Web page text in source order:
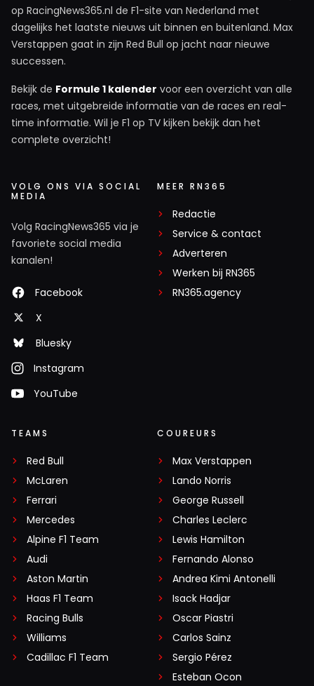
op RacingNews365.nl de F1-site van Nederland met
dagelijks het laatste nieuws uit binnen en buitenland. Max
Verstappen gaat in zijn Red Bull op jacht naar nieuwe
successen.
Bekijk de Formule 1 kalender voor een overzicht van alle
races, met uitgebreide informatie van de races en real-
time informatie. Wil je F1 op TV kijken bekijk dan het
complete overzicht!
VOLG ONS VIA SOCIAL
MEDIA
Volg RacingNews365 via je
favoriete social media
kanalen!
Facebook
X
Bluesky
Instagram
YouTube
MEER RN365
Redactie
Service & contact
Adverteren
Werken bij RN365
RN365.agency
TEAMS
Red Bull
McLaren
Ferrari
Mercedes
Alpine F1 Team
Audi
Aston Martin
Haas F1 Team
Racing Bulls
Williams
Cadillac F1 Team
COUREURS
Max Verstappen
Lando Norris
George Russell
Charles Leclerc
Lewis Hamilton
Fernando Alonso
Andrea Kimi Antonelli
Isack Hadjar
Oscar Piastri
Carlos Sainz
Sergio Pérez
Esteban Ocon